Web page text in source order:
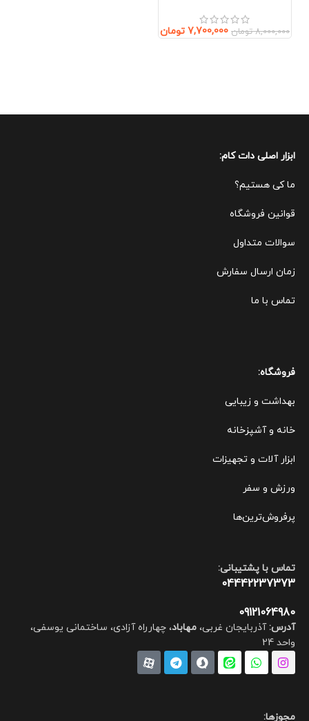
گردن)
8,000,000 تومان 7,700,000 تومان
ابزار اصلی دات کام:
ما کی هستیم؟
قوانین فروشگاه
سوالات متداول
زمان ارسال سفارش
تماس با ما
فروشگاه:
بهداشت و زیبایی
خانه و آشپزخانه
ابزار آلات و تجهیزات
ورزش و سفر
پرفروش‌ترین‌ها
تماس با پشتیبانی:
04442237373
09121064980
آدرس: آذربایجان غربی،مهاباد، چهارراه آزادی، ساختمانی یوسفی،
واحد 24
مجوزها: